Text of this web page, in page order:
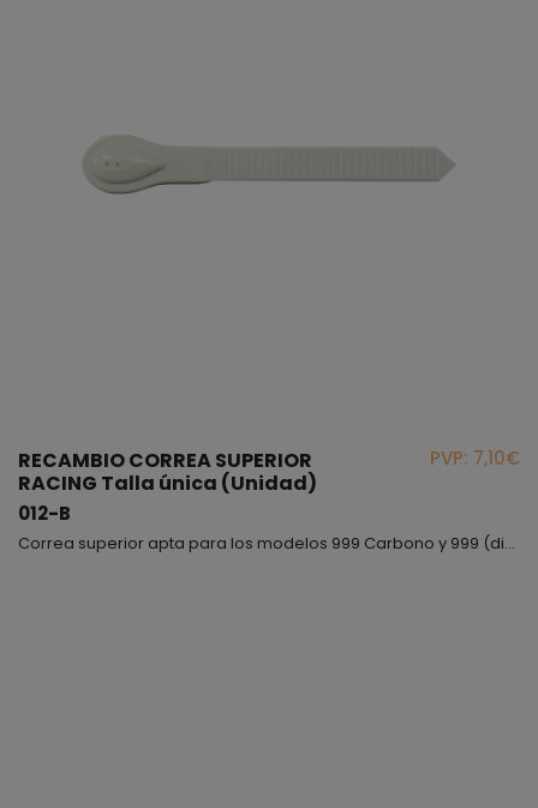
RECAMBIO CORREA SUPERIOR
RACING Talla única (Unidad)
012-B
PVP: 7,10€
Correa superior apta para los modelos 999 Carbono y 999 (disponible en color negro)